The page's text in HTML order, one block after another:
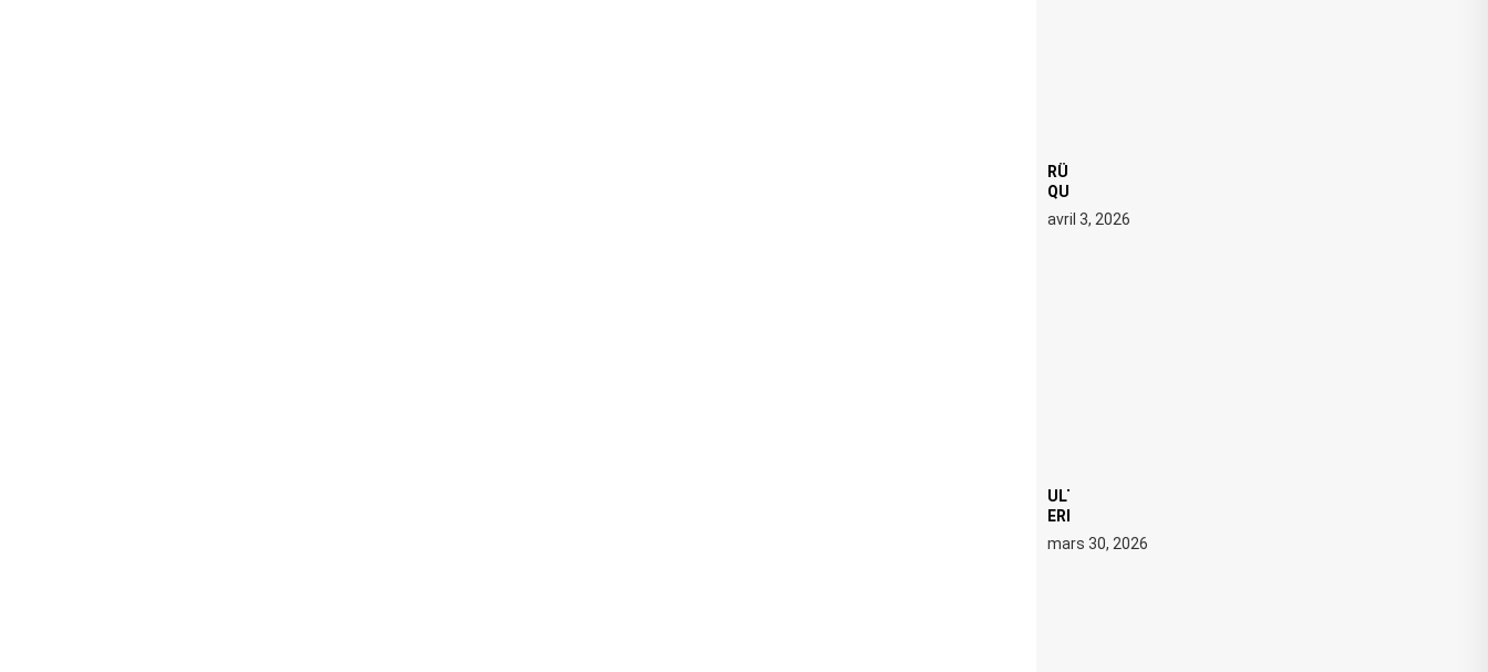
RÜFÜS DU SOL LANCE UNE RÉSIDENCE DJ SET DE
QUATRE DATES À PACHA IBIZA EN JUILLET 2026
avril 3, 2026
ULTRA 2026 : SWEDISH HOUSE MAFIA RETROUVE
ERIC PRYDZ DANS UN MOMENT CHARGÉ DE
SYMBOLE
mars 30, 2026